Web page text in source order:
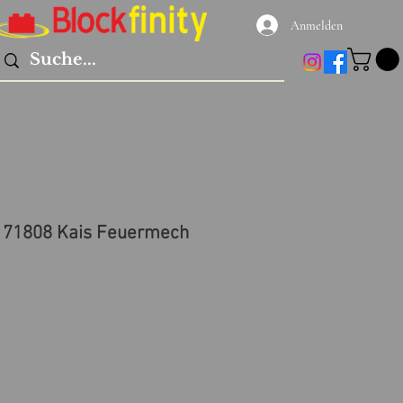
Anmelden
71808 Kais Feuermech